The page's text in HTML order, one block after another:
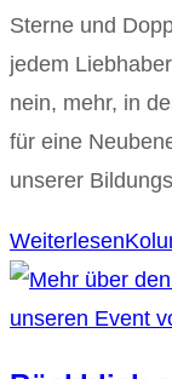
Sterne und
jedem
nein, mehr, in
für eine
unserer
Weiterlesen